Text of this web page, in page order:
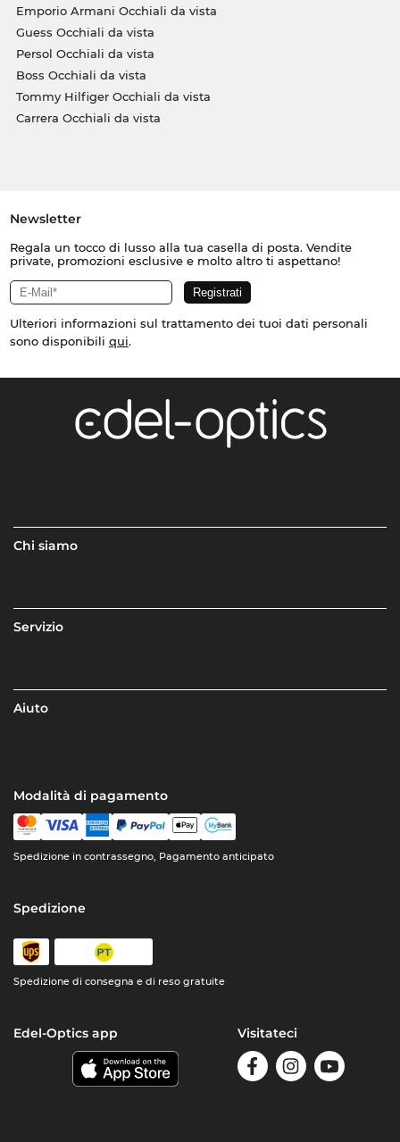
Emporio Armani Occhiali da vista
Guess Occhiali da vista
Persol Occhiali da vista
Boss Occhiali da vista
Tommy Hilfiger Occhiali da vista
Carrera Occhiali da vista
Newsletter
Regala un tocco di lusso alla tua casella di posta. Vendite
private, promozioni esclusive e molto altro ti aspettano!
Ulteriori informazioni sul trattamento dei tuoi dati personali
sono disponibili qui.
Chi siamo
Servizio
Aiuto
Modalità di pagamento
Spedizione in contrassegno, Pagamento anticipato
Spedizione
Spedizione di consegna e di reso gratuite
Edel-Optics app Visitateci